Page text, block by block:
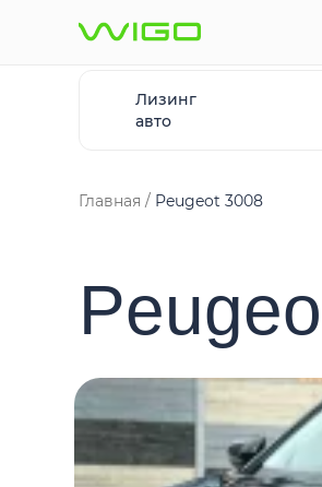
Лизинг
авто
Главная Peugeot 3008